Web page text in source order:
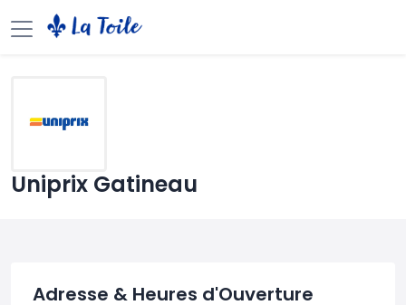
Uniprix Gatineau
Adresse & Heures d'Ouverture